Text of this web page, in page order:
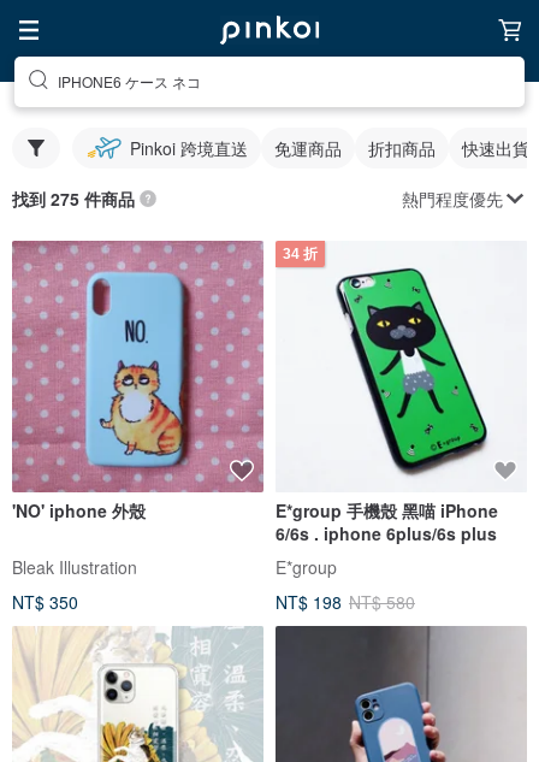
IPHONE6 ケース ネコ
Pinkoi 跨境直送 免運商品 折扣商品 快速出貨
找到 275 件商品 熱門程度優先
'NO' iphone 外殼
Bleak Illustration
NT$ 350
34 折
E*group 手機殼 黑喵 iPhone
6/6s . iphone 6plus/6s plus
E*group
NT$ 198 NT$ 580